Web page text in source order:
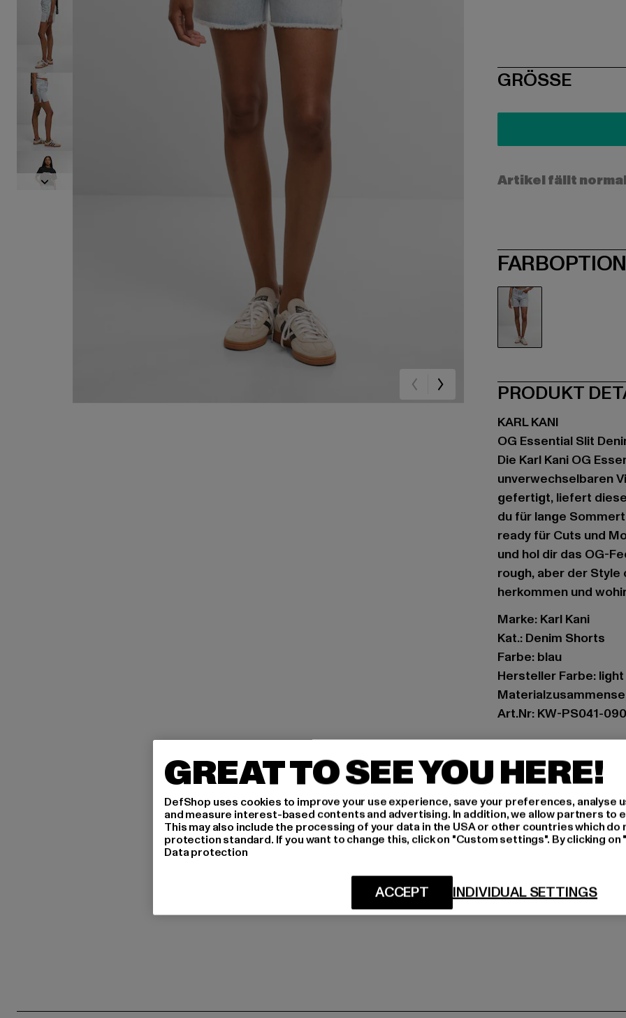
SIZE
GRÖSSE
Artikel fällt
PRODUKT
KARL KANI
OG Essential Slit
Die Karl Kani OG
unverwechselbaren
gefertigt, liefert
du für lange
ready für Cuts und
und hol dir das OG-
rough, aber der Style
herkommen und
Marke: Karl Kani
Kat.: Denim Shorts
Farbe: blau
Hersteller Farbe:
Art.Nr: KW-PS041-
Schanzenstraße 41 |
GRÖSSE
LIEFERUNG &
GREAT TO SEE YOU HERE!
DefShop uses cookies to improve your use experience, save your preferences, analyse
and measure interest-based contents and advertising. In addition, we allow partners to
This may also include the processing of your data in the USA or other countries which do
protection standard. If you want to change this, click on "Custom settings". By clicking
Data protection
INDIVIDUAL SETTINGS
ACCEPT